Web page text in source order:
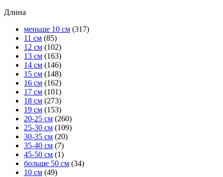
Длина
меньше 10 см (317)
11 см (85)
12 см (102)
13 см (163)
14 см (146)
15 см (148)
16 см (162)
17 см (101)
18 см (273)
19 см (153)
20-25 см (260)
25-30 см (109)
30-35 см (20)
35-40 см (7)
45-50 см (1)
больше 50 см (34)
10 см (49)